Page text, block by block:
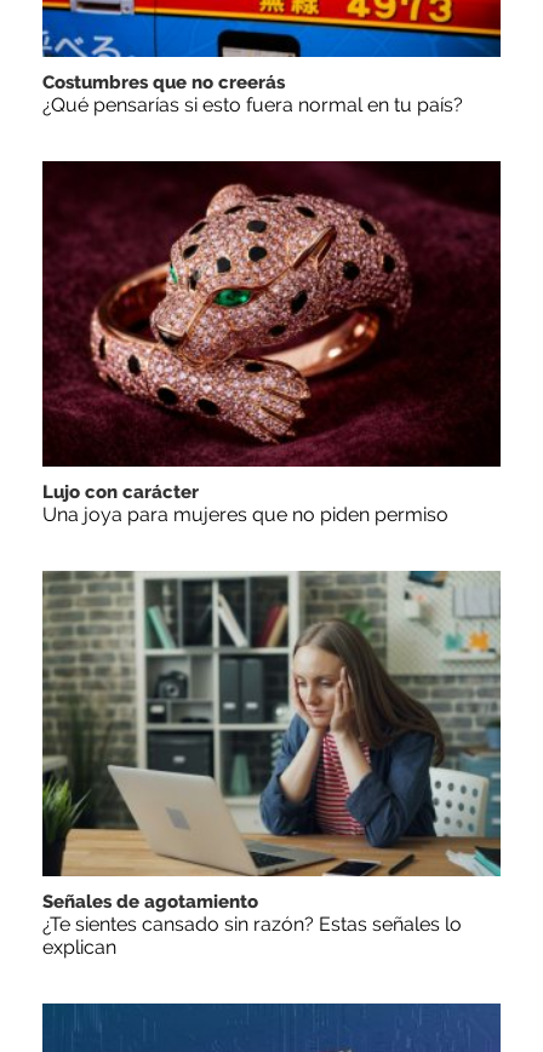
Costumbres que no creerás
¿Qué pensarías si esto fuera normal en tu país?
Lujo con carácter
Una joya para mujeres que no piden permiso
Señales de agotamiento
¿Te sientes cansado sin razón? Estas señales lo
explican